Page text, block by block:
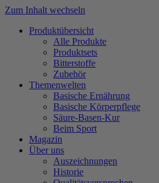
Zum Inhalt wechseln
Produktübersicht
Alle Produkte
Produktsets
Bitterstoffe
Zubehör
Themenwelten
Basische Ernährung
Basische Körperpflege
Säure-Basen-Kur
Beim Sport
Magazin
Über uns
Auszeichnungen
Historie